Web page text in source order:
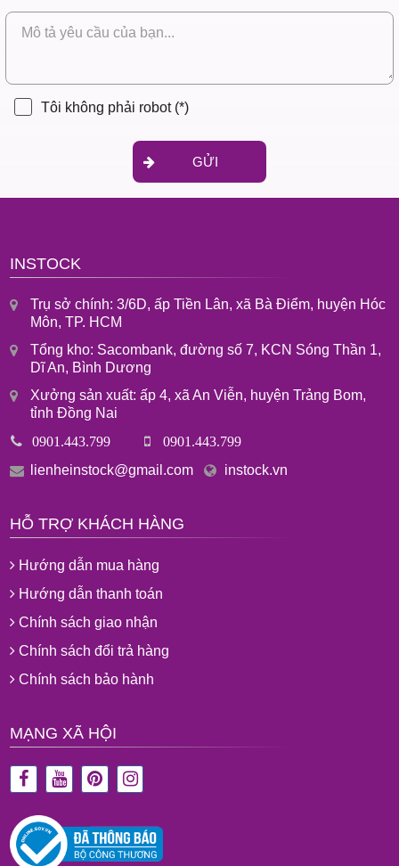
GỬI
Tôi không phải robot (*)
INSTOCK
Trụ sở chính: 3/6D, ấp Tiền Lân, xã Bà Điểm, huyện Hóc
Môn, TP. HCM
Tổng kho: Sacombank, đường số 7, KCN Sóng Thần 1,
Dĩ An, Bình Dương
Xưởng sản xuất: ấp 4, xã An Viễn, huyện Trảng Bom,
tỉnh Đồng Nai
0901.443.799 0901.443.799
lienheinstock@gmail.com instock.vn
HỖ TRỢ KHÁCH HÀNG
Hướng dẫn mua hàng
Hướng dẫn thanh toán
Chính sách giao nhận
Chính sách đổi trả hàng
Chính sách bảo hành
MẠNG XÃ HỘI